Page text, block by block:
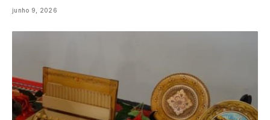
junho 9, 2026